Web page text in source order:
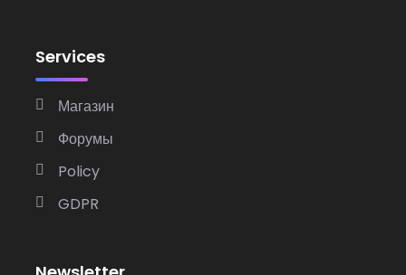
Services
Магазин
Форумы
Policy
GDPR